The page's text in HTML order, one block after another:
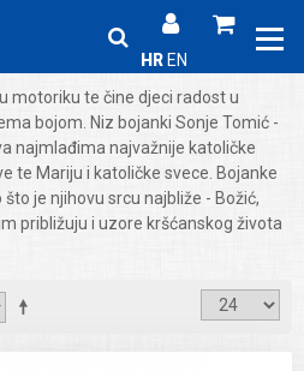
HR EN
motoriku te čine djeci radost u
bojom. Niz bojanki Sonje Tomić -
najmlađima najvažnije katoličke
te Mariju i katoličke svece. Bojanke
je njihovu srcu najbliže - Božić,
približuju i uzore kršćanskog života